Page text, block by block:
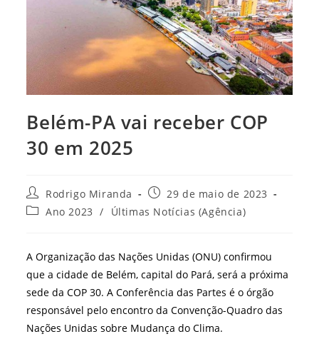
Belém-PA vai receber COP
30 em 2025
Autor
do
post:
Rodrigo Miranda
Post
publicado:
29 de maio de 2023
Categoria
Ano 2023 / Últimas Notícias (Agência)
A Organização das Nações Unidas (ONU) confirmou
que a cidade de Belém, capital do Pará, será a próxima
sede da COP 30. A Conferência das Partes é o órgão
responsável pelo encontro da Convenção-Quadro das
Nações Unidas sobre Mudança do Clima.